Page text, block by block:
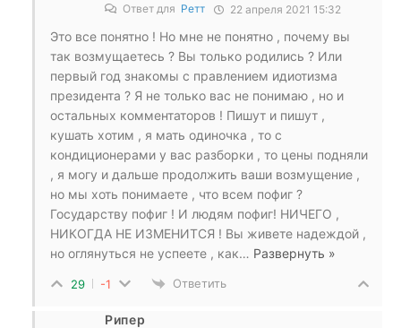
Ответ для Ретт 22 апреля 2021 15:32
Это все понятно ! Но мне не понятно , почему вы
так возмущаетесь ? Вы только родились ? Или
первый год знакомы с правлением идиотизма
президента ? Я не только вас не понимаю , но и
остальных комментаторов ! Пишут и пишут ,
кушать хотим , я мать одиночка , то с
кондиционерами у вас разборки , то цены подняли
, я могу и дальше продолжить ваши возмущение ,
но мы хоть понимаете , что всем пофиг ?
Государству пофиг ! И людям пофиг! НИЧЕГО ,
НИКОГДА НЕ ИЗМЕНИТСЯ ! Вы живете надеждой ,
но оглянуться не успеете , как… Развернуть »
29 -1 Ответить
Рипер